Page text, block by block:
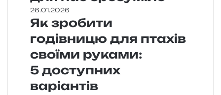
26.01.2026
Як зробити
годівницю для птахів
своїми руками:
5 доступних
варіантів